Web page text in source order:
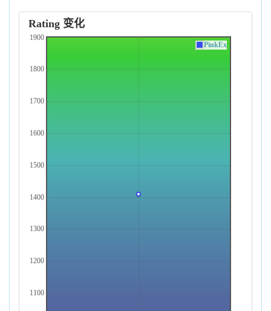
Rating 变化
1100
1200
1300
1400
1500
1600
1700
1800
1900
PinkEx